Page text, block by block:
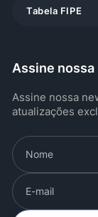
Tabela FIPE
Assine
Assine nossa
atualizações